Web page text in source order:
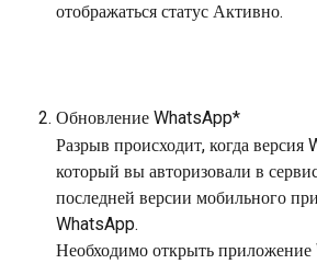
отображаться статус Активно.
Обновление WhatsApp*
Разрыв происходит, когда версия
который вы авторизовали в
последней версии мобильного
WhatsApp.
Необходимо открыть